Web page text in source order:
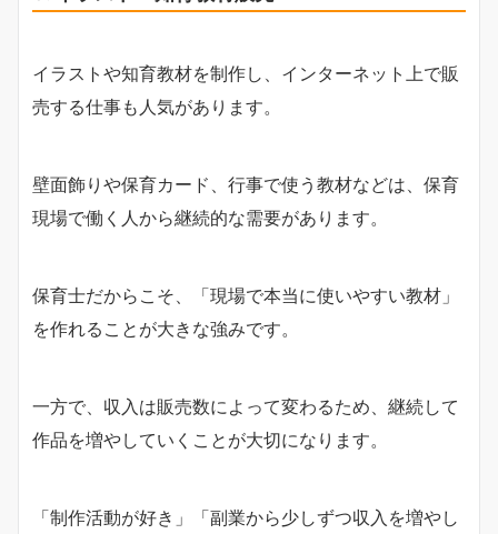
イラストや知育教材を制作し、インターネット上で販
売する仕事も人気があります。
壁面飾りや保育カード、行事で使う教材などは、保育
現場で働く人から継続的な需要があります。
保育士だからこそ、「現場で本当に使いやすい教材」
を作れることが大きな強みです。
一方で、収入は販売数によって変わるため、継続して
作品を増やしていくことが大切になります。
「制作活動が好き」「副業から少しずつ収入を増やし